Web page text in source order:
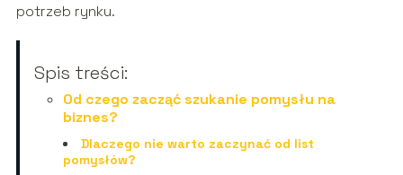
potrzeb rynku.
Spis treści:
Od czego zacząć szukanie pomysłu na
biznes?
Dlaczego nie warto zaczynać od list
pomysłów?